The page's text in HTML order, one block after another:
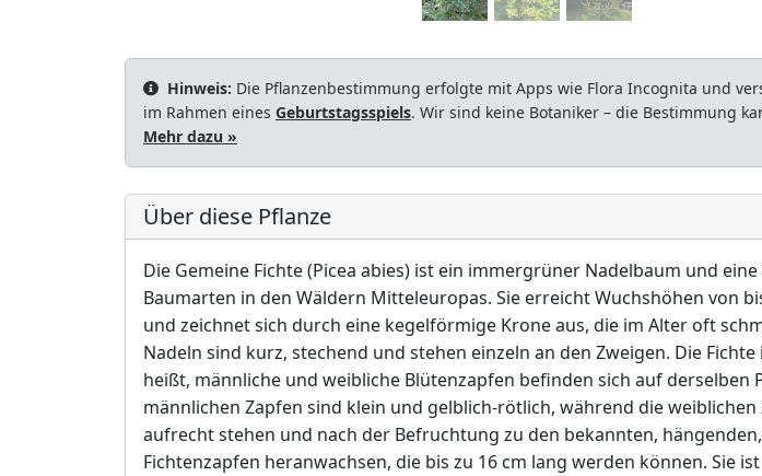
Hinweis: Die Pflanzenbestimmung erfolgte mit Apps wie Flora Incognita und
im Rahmen eines Geburtstagsspiels. Wir sind keine Botaniker – die Bestimmung
Mehr dazu »
Über diese Pflanze
Die Gemeine Fichte (Picea abies) ist ein immergrüner Nadelbaum und
Baumarten in den Wäldern Mitteleuropas. Sie erreicht Wuchshöhen von
und zeichnet sich durch eine kegelförmige Krone aus, die im Alter oft
Nadeln sind kurz, stechend und stehen einzeln an den Zweigen. Die
heißt, männliche und weibliche Blütenzapfen befinden sich auf derselben
männlichen Zapfen sind klein und gelblich-rötlich, während die weiblichen
aufrecht stehen und nach der Befruchtung zu den bekannten,
Fichtenzapfen heranwachsen, die bis zu 16 cm lang werden können. Sie ist